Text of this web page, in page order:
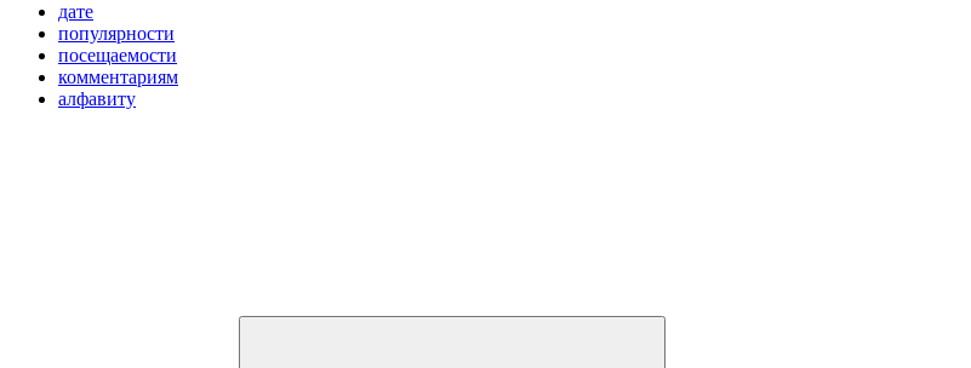
дате
популярности
посещаемости
комментариям
алфавиту